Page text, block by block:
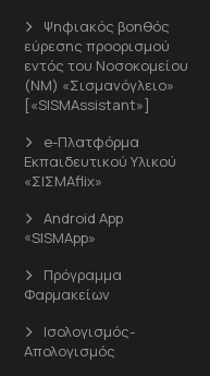
Ψηφιακός βοηθός
εύρεσης προορισμού
εντός του Νοσοκομείου
(ΝΜ) «Σισμανόγλειο»
[«SISMAssistant»]
e-Πλατφόρμα
Εκπαιδευτικού Υλικού
«ΣΙΣΜΑflix»
Android App
«SISMApp»
Πρόγραμμα
Φαρμακείων
Ισολογισμός-
Απολογισμός